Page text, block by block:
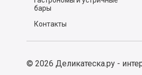
бары
Контакты
© 2026 Деликатеска.ру -